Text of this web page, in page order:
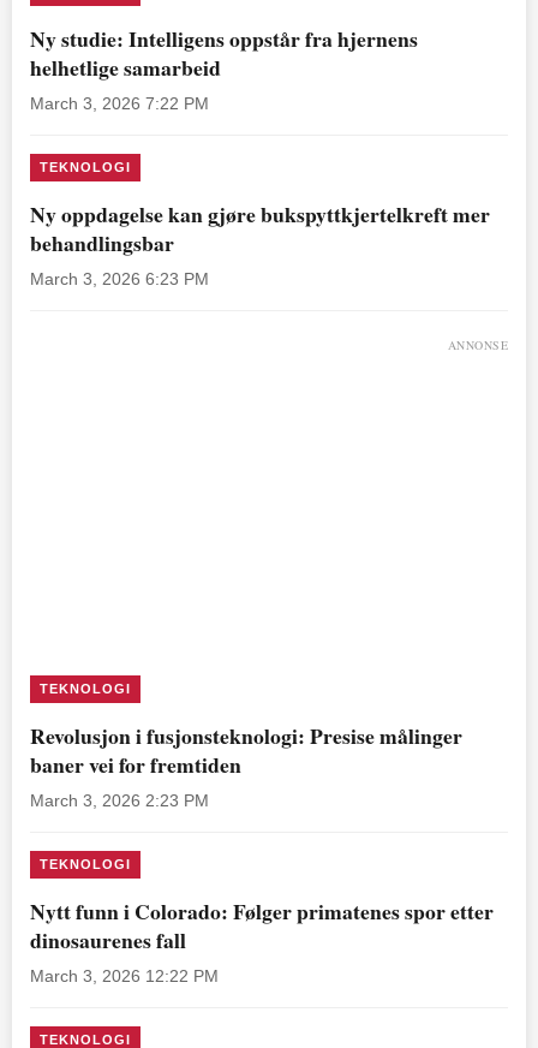
Ny studie: Intelligens oppstår fra hjernens
helhetlige samarbeid
March 3, 2026 7:22 PM
TEKNOLOGI
Ny oppdagelse kan gjøre bukspyttkjertelkreft mer
behandlingsbar
March 3, 2026 6:23 PM
ANNONSE
TEKNOLOGI
Revolusjon i fusjonsteknologi: Presise målinger
baner vei for fremtiden
March 3, 2026 2:23 PM
TEKNOLOGI
Nytt funn i Colorado: Følger primatenes spor etter
dinosaurenes fall
March 3, 2026 12:22 PM
TEKNOLOGI